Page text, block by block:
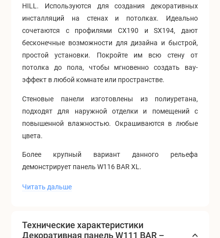
HILL. Используются для создания декоративных
инсталляций на стенах и потолках. Идеально
сочетаются с профилями CX190 и SX194, дают
бесконечные возможности для дизайна и быстрой,
простой установки. Покройте им всю стену от
потолка до пола, чтобы мгновенно создать вау-
эффект в любой комнате или пространстве.
Стеновые панели изготовлены из полиуретана,
подходят для наружной отделки и помещений с
повышенной влажностью. Окрашиваются в любые
цвета.
Более крупный вариант данного рельефа
демонстрирует панель W116 BAR XL.
Чтобы купить 3D стеновые панели из полиуретана
Читать дальше
Технические характеристики
Декоративная панель W111 BAR –